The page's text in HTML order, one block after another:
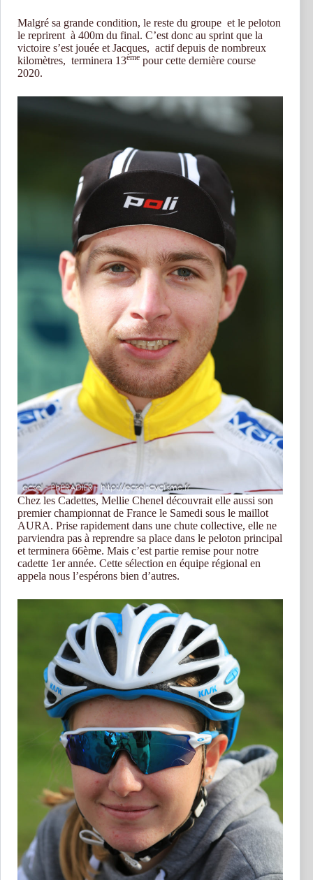
Malgré sa grande condition, le reste du groupe et le peloton
le reprirent à 400m du final. C’est donc au sprint que la
victoire s’est jouée et Jacques, actif depuis de nombreux
kilomètres, terminera 13ème pour cette dernière course
2020.
Chez les Cadettes, Mellie Chenel découvrait elle aussi son
premier championnat de France le Samedi sous le maillot
AURA. Prise rapidement dans une chute collective, elle ne
parviendra pas à reprendre sa place dans le peloton principal
et terminera 66ème. Mais c’est partie remise pour notre
cadette 1er année. Cette sélection en équipe régional en
appela nous l’espérons bien d’autres.